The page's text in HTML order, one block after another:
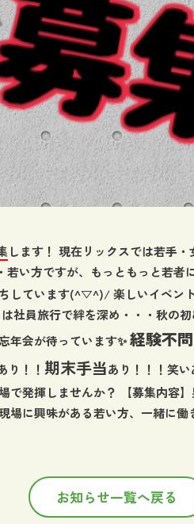
します！ 現在リックスでは若手
若い方ですが、もっともっと若者
しています(^▽^)/ 楽しいイベン
社員旅行で絆を深め・・・秋の
年会が待っています✨経験不問
り！！ 期末手当あり！！！笑
で発揮しませんか？ 【募集内容
に興味がある若い方、一緒に働
お知らせ一覧へ戻る